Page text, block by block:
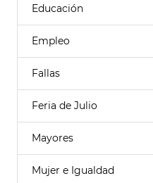
Educación
Empleo
Fallas
Feria de Julio
Mayores
Mujer e Igualdad